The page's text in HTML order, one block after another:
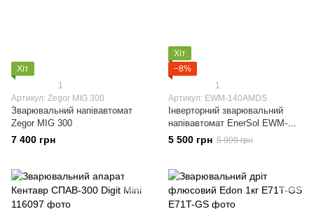
Хіт
1
Артикул: Zegor MIG 300
Зварювальний напівавтомат
Zegor MIG 300
7 400 грн
Хіт
−8%
1
Артикул: EWM-140AMDS
Інверторний зварювальний
напівавтомат EnerSol EWM-
140AMDS
5 500 грн 5 999 грн